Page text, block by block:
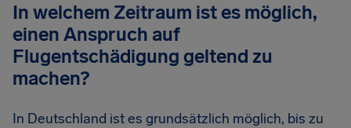
In welchem Zeitraum ist es möglich,
einen Anspruch auf
Flugentschädigung geltend zu
machen?
In Deutschland ist es grundsätzlich möglich, bis zu